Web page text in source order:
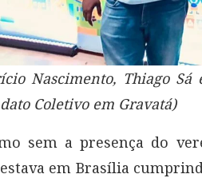
Nascimento, Thiago
Coletivo em Gravatá)
sem a presença do
em Brasília